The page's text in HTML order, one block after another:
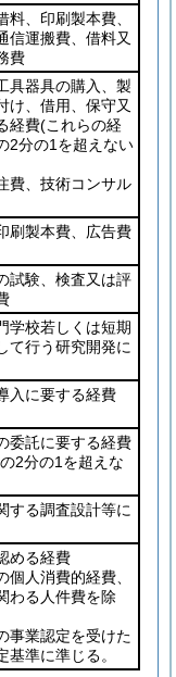
料、印刷製本費、
信運搬費、借料又
費
具器具の購入、製
け、借用、保守又
経費(これらの経
2分の1を超えない
費、技術コンサル
刷製本費、広告費
試験、検査又は評
学校若しくは短期
て行う研究開発に
入に要する経費
委託に要する経費
2分の1を超えな
する調査設計等に
める経費
人消費的経費、
わる人件費を除
業認定を受けた
基準に準じる。